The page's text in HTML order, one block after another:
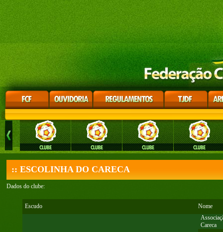
:: ESCOLINHA DO CARECA
Dados do clube:
Escudo
Nome
Careca